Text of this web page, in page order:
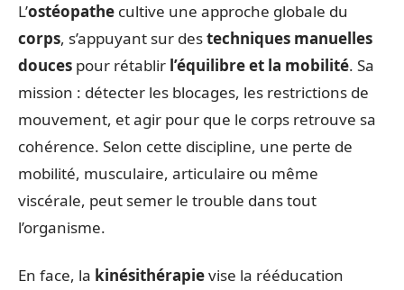
L’ostéopathe cultive une approche globale du
corps, s’appuyant sur destechniques manuelles
douces pour rétablir l’équilibre et la mobilité. Sa
mission : détecter les blocages, les restrictions de
mouvement, et agir pour que le corps retrouve sa
cohérence. Selon cette discipline, une perte de
mobilité, musculaire, articulaire ou même
viscérale, peut semer le trouble dans tout
l’organisme.
En face, la kinésithérapievise la rééducation